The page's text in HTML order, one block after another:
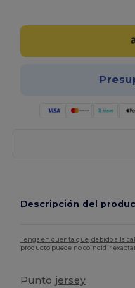
Descripción del
Tenga en cuenta que, debido a la
producto puede no coincidir
Punto jersey